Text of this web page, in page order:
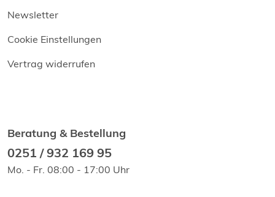
Newsletter
Cookie Einstellungen
Vertrag widerrufen
Beratung & Bestellung
0251 / 932 169 95
Mo. - Fr. 08:00 - 17:00 Uhr